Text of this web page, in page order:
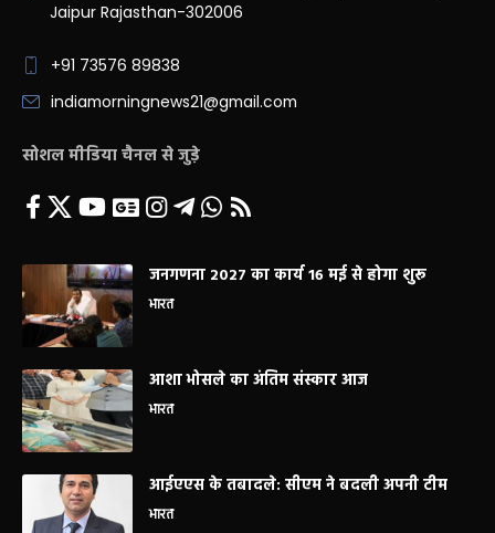
Jaipur Rajasthan-302006
+91 73576 89838
indiamorningnews21@gmail.com
सोशल मीडिया चैनल से जुड़े
जनगणना 2027 का कार्य 16 मई से होगा शुरू
भारत
आशा भोसले का अंतिम संस्कार आज
भारत
आईएएस के तबादले: सीएम ने बदली अपनी टीम
भारत